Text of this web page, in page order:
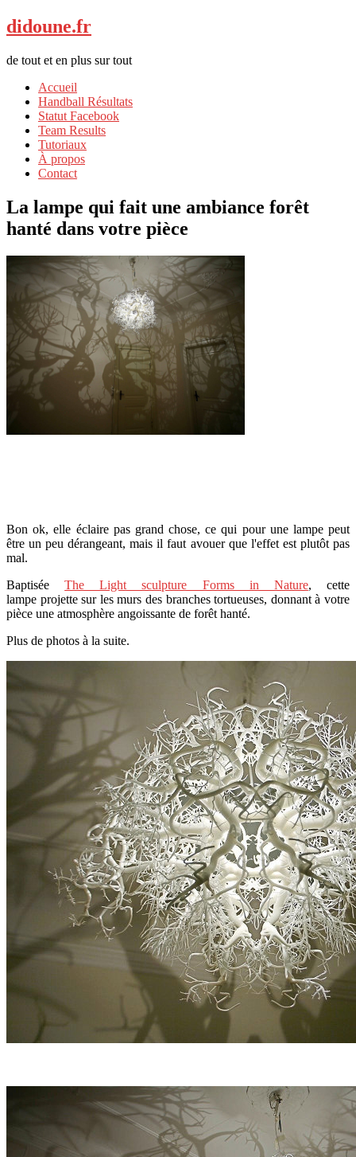
didoune.fr
de tout et en plus sur tout
Accueil
Handball Résultats
Statut Facebook
Team Results
Tutoriaux
À propos
Contact
La lampe qui fait une ambiance forêt
hanté dans votre pièce
Bon ok, elle éclaire pas grand chose, ce qui pour une lampe peut
être un peu dérangeant, mais il faut avouer que l'effet est plutôt pas
mal.
BaptiséeThe Light sculpture Forms in Nature, cette
lampe projette sur les murs des branches tortueuses, donnant à votre
pièce une atmosphère angoissante de forêt hanté.
Plus de photos à la suite.